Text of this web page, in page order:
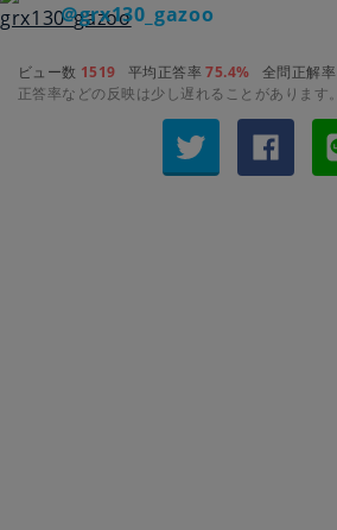
＠grx130_gazoo
ビュー数 1519 平均正答率75.4% 全問正解率
正答率などの反映は少し遅れることがあります。